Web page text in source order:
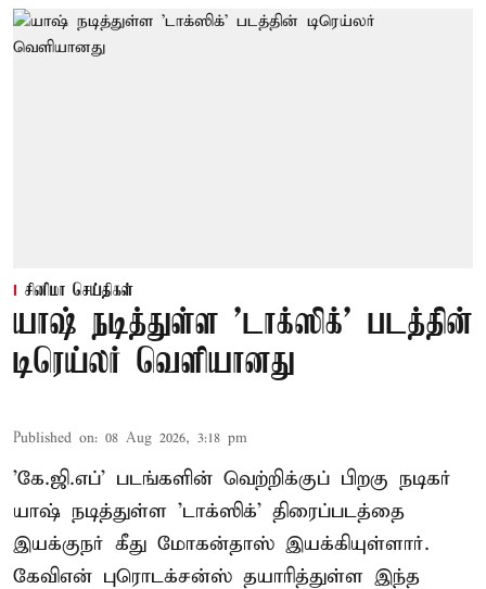
சினிமா செய்திகள்
யாஷ் நடித்துள்ள 'டாக்‌ஸிக்' படத்தின்
டிரெய்லர் வெளியானது
Published on: 08 Aug 2026, 3:18 pm
'கே.ஜி.எப்' படங்களின் வெற்றிக்குப் பிறகு நடிகர்
யாஷ் நடித்துள்ள 'டாக்ஸிக்' திரைப்படத்தை
இயக்குநர் கீது மோகன்தாஸ் இயக்கியுள்ளார்.
கேவிஎன் புரொடக்சன்ஸ் தயாரித்துள்ள இந்த